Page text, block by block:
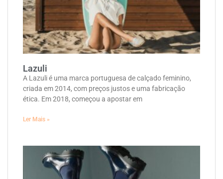
Lazuli
A Lazuli é uma marca portuguesa de calçado feminino,
criada em 2014, com preços justos e uma fabricação
ética. Em 2018, começou a apostar em
Ler Mais »